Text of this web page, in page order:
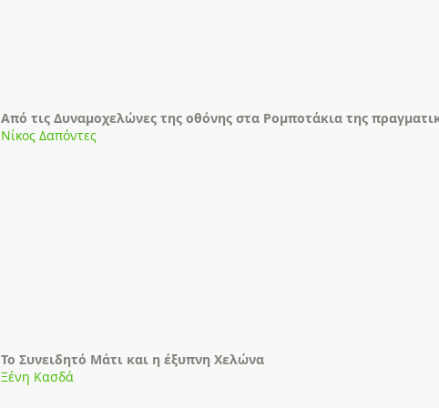
Από τις Δυναμοχελώνες της οθόνης στα Ρομποτάκια της
​Νίκος Δαπόντες
Το Συνειδητό Μάτι και η έξυπνη Χελώνα
Ξένη Κασδά